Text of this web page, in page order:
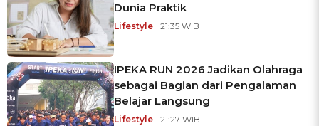
Dunia Praktik
Lifestyle | 21:35 WIB
IPEKA RUN 2026 Jadikan Olahraga
sebagai Bagian dari Pengalaman
Belajar Langsung
Lifestyle | 21:27 WIB